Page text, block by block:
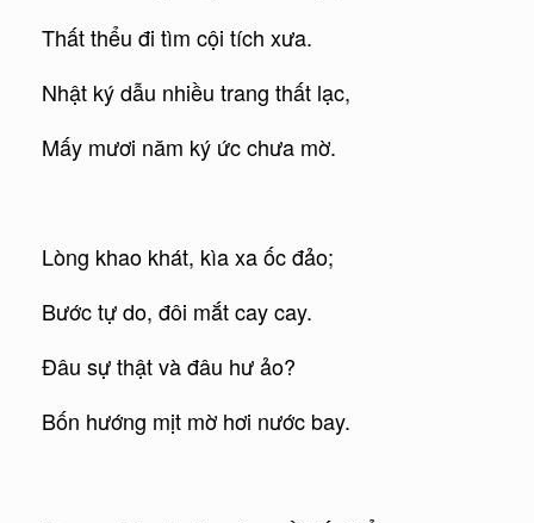
Thất thểu đi tìm cội tích xưa.
Nhật ký dẫu nhiều trang thất lạc,
Mấy mươi năm ký ức chưa mờ.
Lòng khao khát, kìa xa ốc đảo;
Bước tự do, đôi mắt cay cay.
Đâu sự thật và đâu hư ảo?
Bốn hướng mịt mờ hơi nước bay.